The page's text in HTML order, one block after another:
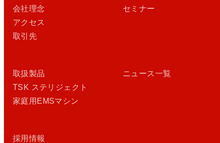
会社理念
アクセス
取引先
セミナー
取扱製品
TSK ステリジェクト
家庭用EMSマシン
ニュース一覧
採用情報